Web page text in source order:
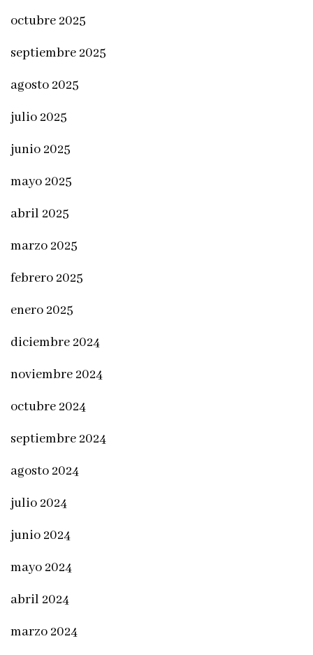
octubre 2025
septiembre 2025
agosto 2025
julio 2025
junio 2025
mayo 2025
abril 2025
marzo 2025
febrero 2025
enero 2025
diciembre 2024
noviembre 2024
octubre 2024
septiembre 2024
agosto 2024
julio 2024
junio 2024
mayo 2024
abril 2024
marzo 2024